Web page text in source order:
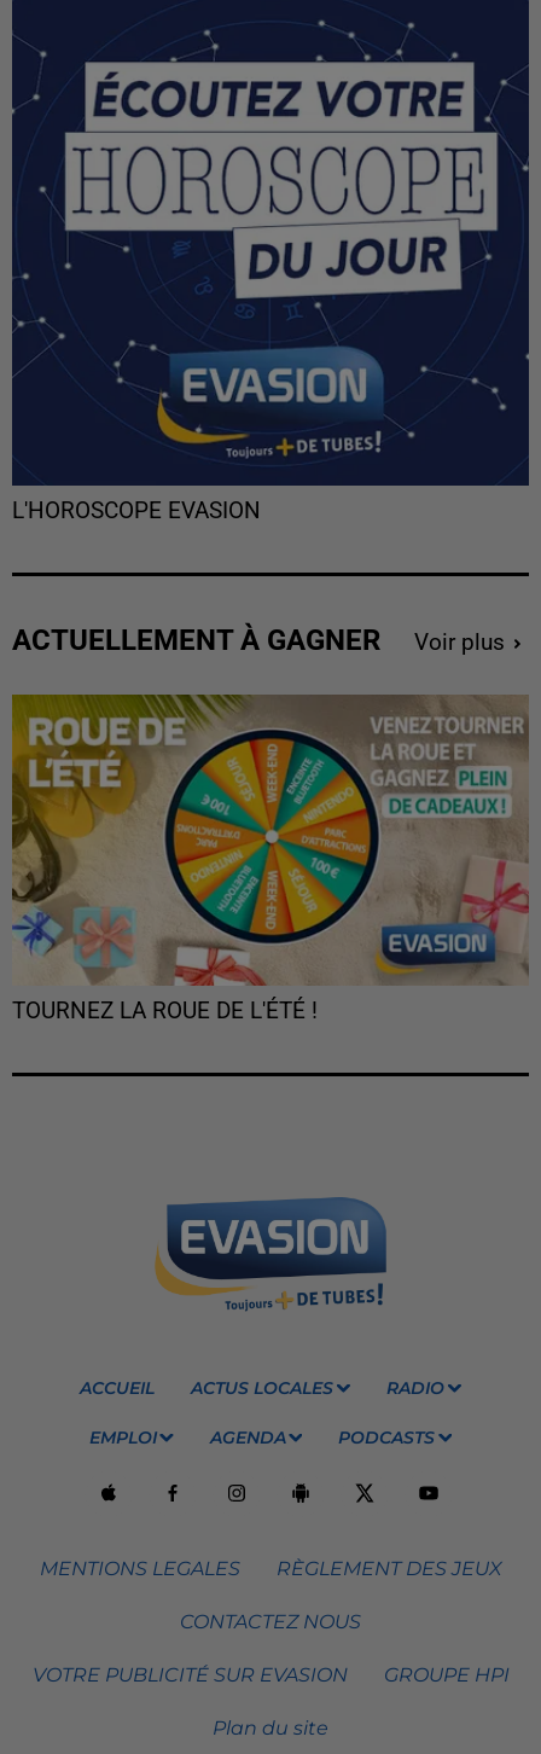
L'HOROSCOPE EVASION
ACTUELLEMENT À GAGNER Voir plus
TOURNEZ LA ROUE DE L'ÉTÉ !
ACCUEIL ACTUS LOCALES RADIO
EMPLOI AGENDA PODCASTS
MENTIONS LEGALES RÈGLEMENT DES JEUX
CONTACTEZ NOUS
VOTRE PUBLICITÉ SUR EVASION GROUPE HPI
Plan du site